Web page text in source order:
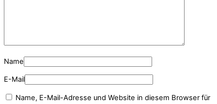
Name
E-Mail
Name, E-Mail-Adresse und Website in diesem Browser für